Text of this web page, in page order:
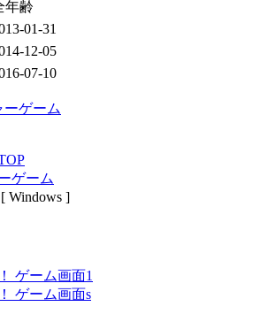
年齢
01-31
12-05
07-10
ーゲーム
ゲーム
Windows ]